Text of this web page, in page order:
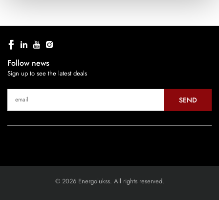
Follow news
Sign up to see the latest deals
SEND
© 2026 Energolukss. All rights reserved.